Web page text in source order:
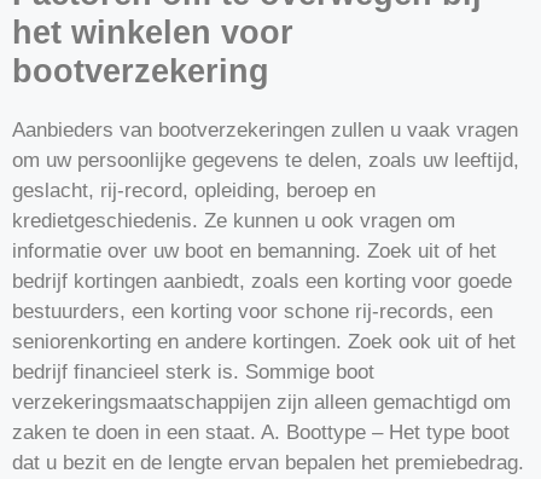
het winkelen voor
bootverzekering
Aanbieders van bootverzekeringen zullen u vaak vragen
om uw persoonlijke gegevens te delen, zoals uw leeftijd,
geslacht, rij-record, opleiding, beroep en
kredietgeschiedenis. Ze kunnen u ook vragen om
informatie over uw boot en bemanning. Zoek uit of het
bedrijf kortingen aanbiedt, zoals een korting voor goede
bestuurders, een korting voor schone rij-records, een
seniorenkorting en andere kortingen. Zoek ook uit of het
bedrijf financieel sterk is. Sommige boot
verzekeringsmaatschappijen zijn alleen gemachtigd om
zaken te doen in een staat. A. Boottype – Het type boot
dat u bezit en de lengte ervan bepalen het premiebedrag.